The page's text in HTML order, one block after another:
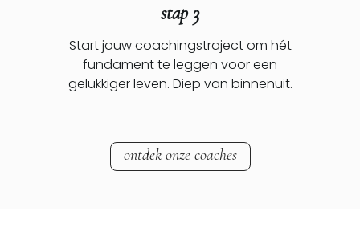
stap 3
Start jouw coachingstraject om hét
fundament te leggen voor een
gelukkiger leven. Diep van binnenuit.
ontdek onze coaches